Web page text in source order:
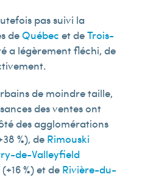
pas suivi la
deQuébec et deTrois-
a légèrement fléchi, de
de moindre taille,
des ventes ont
des agglomérations
%), de Rimouski
de-Valleyfield
(+16 %) et de Rivière-du-